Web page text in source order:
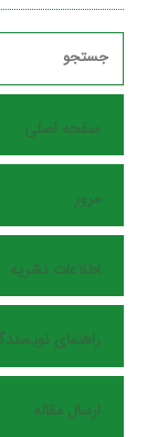
صفحه اصلی
مرور
اطلاعات نشریه
راهنمای
ارسال مقاله